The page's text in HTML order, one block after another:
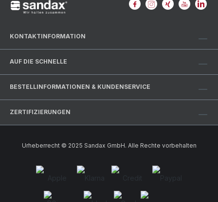
KONTAKTINFORMATION
AUF DIE SCHNELLE
BESTELLINFORMATIONEN & KUNDENSERVICE
ZERTIFIZIERUNGEN
Urheberrecht © 2025 Sandax GmbH. Alle Rechte vorbehalten